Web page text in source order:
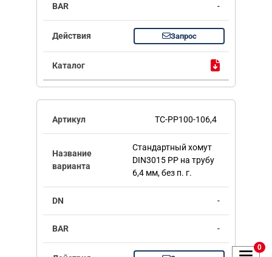
-
Запрос
TC-PP100-106,4
Стандартный хомут
DIN3015 PP на трубу
6,4 мм, без п. г.
-
-
0